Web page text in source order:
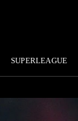
SUPERLEAGUE